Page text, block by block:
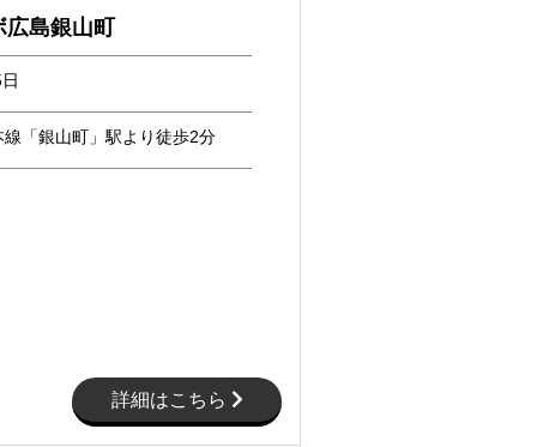
広島銀山町
「銀山町」駅より徒歩2分
詳細はこちら